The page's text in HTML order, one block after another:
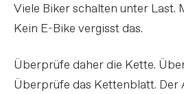
Viele Biker schalten unter Last.
Kein E-Bike vergisst das.
Überprüfe daher die Kette.
Überprüfe das Kettenblatt. Der